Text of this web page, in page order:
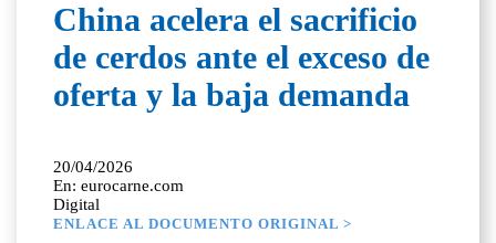
China acelera el sacrificio
de cerdos ante el exceso de
oferta y la baja demanda
20/04/2026
En: eurocarne.com
Digital
ENLACE AL DOCUMENTO ORIGINAL >